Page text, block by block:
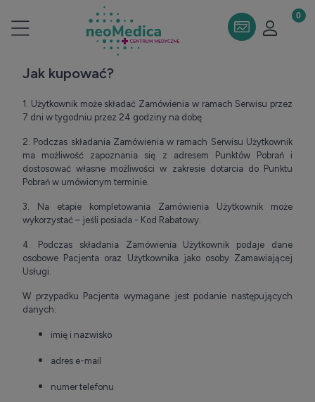
Jak kupować?
1. Użytkownik może składać Zamówienia w ramach Serwisu przez
7 dni w tygodniu przez 24 godziny na dobę
2. Podczas składania Zamówienia w ramach Serwisu Użytkownik
ma możliwość zapoznania się z adresem Punktów Pobrań i
dostosować własne możliwości w zakresie dotarcia do Punktu
Pobrań w umówionym terminie.
3. Na etapie kompletowania Zamówienia Użytkownik może
wykorzystać – jeśli posiada - Kod Rabatowy.
4. Podczas składania Zamówienia Użytkownik podaje dane
osobowe Pacjenta oraz Użytkownika jako osoby Zamawiającej
Usługi.
W przypadku Pacjenta wymagane jest podanie następujących
danych:
imię i nazwisko
adres e-mail
numer telefonu